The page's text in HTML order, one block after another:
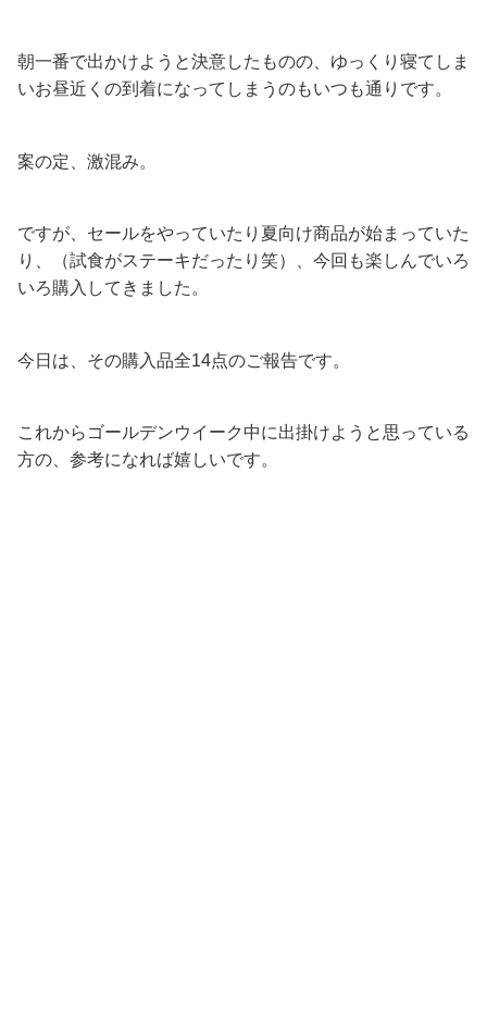
朝一番で出かけようと決意したものの、ゆっくり寝てしま
いお昼近くの到着になってしまうのもいつも通りです。
案の定、激混み。
ですが、セールをやっていたり夏向け商品が始まっていた
り、（試食がステーキだったり笑）、今回も楽しんでいろ
いろ購入してきました。
今日は、その購入品全14点のご報告です。
これからゴールデンウイーク中に出掛けようと思っている
方の、参考になれば嬉しいです。